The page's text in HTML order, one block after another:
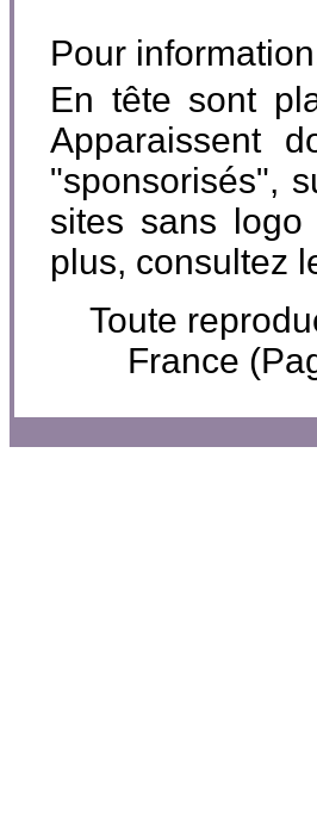
Pour
En tête sont
Apparaissent
"sponsorisés",
sites sans
plus, consultez
Toute
France